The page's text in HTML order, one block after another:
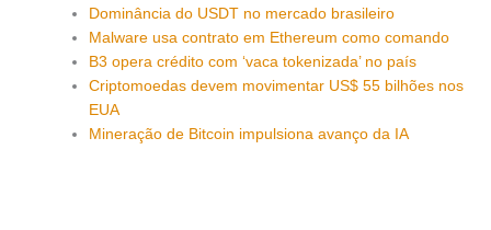
Dominância do USDT no mercado brasileiro
Malware usa contrato em Ethereum como comando
B3 opera crédito com ‘vaca tokenizada’ no país
Criptomoedas devem movimentar US$ 55 bilhões nos
EUA
Mineração de Bitcoin impulsiona avanço da IA